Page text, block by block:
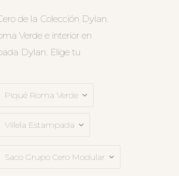
de la Colección Dylan.
Verde e interior en
Dylan. Elige tu